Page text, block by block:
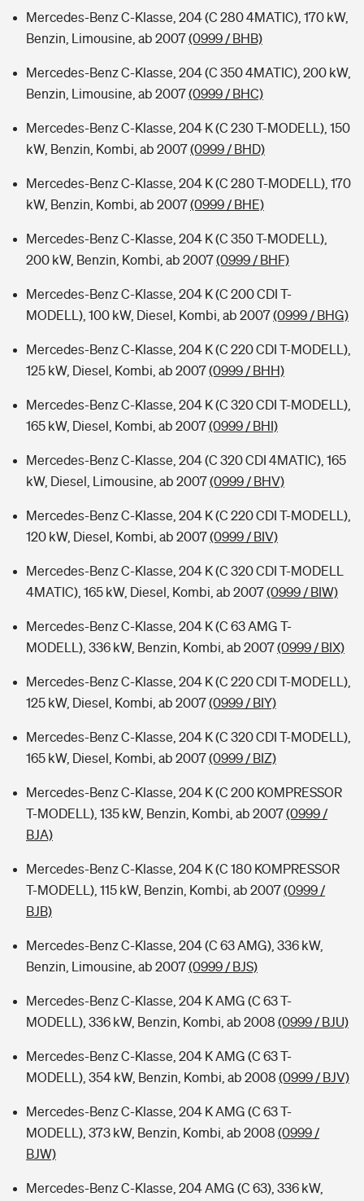
Mercedes-Benz C-Klasse, 204 (C 280 4MATIC), 170 kW,
Benzin, Limousine, ab 2007(0999 / BHB)
Mercedes-Benz C-Klasse, 204 (C 350 4MATIC), 200 kW,
Benzin, Limousine, ab 2007(0999 / BHC)
Mercedes-Benz C-Klasse, 204 K (C 230 T-MODELL), 150
kW, Benzin, Kombi, ab 2007(0999 / BHD)
Mercedes-Benz C-Klasse, 204 K (C 280 T-MODELL), 170
kW, Benzin, Kombi, ab 2007(0999 / BHE)
Mercedes-Benz C-Klasse, 204 K (C 350 T-MODELL),
200 kW, Benzin, Kombi, ab 2007(0999 / BHF)
Mercedes-Benz C-Klasse, 204 K (C 200 CDI T-
MODELL), 100 kW, Diesel, Kombi, ab 2007(0999 / BHG)
Mercedes-Benz C-Klasse, 204 K (C 220 CDI T-MODELL),
125 kW, Diesel, Kombi, ab 2007(0999 / BHH)
Mercedes-Benz C-Klasse, 204 K (C 320 CDI T-MODELL),
165 kW, Diesel, Kombi, ab 2007(0999 / BHI)
Mercedes-Benz C-Klasse, 204 (C 320 CDI 4MATIC), 165
kW, Diesel, Limousine, ab 2007(0999 / BHV)
Mercedes-Benz C-Klasse, 204 K (C 220 CDI T-MODELL),
120 kW, Diesel, Kombi, ab 2007(0999 / BIV)
Mercedes-Benz C-Klasse, 204 K (C 320 CDI T-MODELL
4MATIC), 165 kW, Diesel, Kombi, ab 2007(0999 / BIW)
Mercedes-Benz C-Klasse, 204 K (C 63 AMG T-
MODELL), 336 kW, Benzin, Kombi, ab 2007(0999 / BIX)
Mercedes-Benz C-Klasse, 204 K (C 220 CDI T-MODELL),
125 kW, Diesel, Kombi, ab 2007(0999 / BIY)
Mercedes-Benz C-Klasse, 204 K (C 320 CDI T-MODELL),
165 kW, Diesel, Kombi, ab 2007(0999 / BIZ)
Mercedes-Benz C-Klasse, 204 K (C 200 KOMPRESSOR
T-MODELL), 135 kW, Benzin, Kombi, ab 2007(0999 /
BJA)
Mercedes-Benz C-Klasse, 204 K (C 180 KOMPRESSOR
T-MODELL), 115 kW, Benzin, Kombi, ab 2007(0999 /
BJB)
Mercedes-Benz C-Klasse, 204 (C 63 AMG), 336 kW,
Benzin, Limousine, ab 2007(0999 / BJS)
Mercedes-Benz C-Klasse, 204 K AMG (C 63 T-
MODELL), 336 kW, Benzin, Kombi, ab 2008 (0999 / BJU)
Mercedes-Benz C-Klasse, 204 K AMG (C 63 T-
MODELL), 354 kW, Benzin, Kombi, ab 2008 (0999 / BJV)
Mercedes-Benz C-Klasse, 204 K AMG (C 63 T-
MODELL), 373 kW, Benzin, Kombi, ab 2008 (0999 /
BJW)
Mercedes-Benz C-Klasse, 204 AMG (C 63), 336 kW,